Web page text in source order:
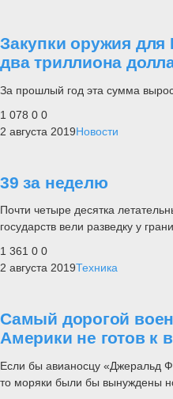
Закупки оружия для
два триллиона
За прошлый год эта сумма
1 078 0 0
2 августа 2019Новости
39 за неделю
Почти четыре десятка
государств вели разведку у
1 361 0 0
2 августа 2019Техника
Самый дорогой
Америки не готов к
Если бы авианосцу «Джеральд
то моряки были бы вынуждены